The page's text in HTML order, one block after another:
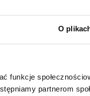
O
funkcje
partnerom